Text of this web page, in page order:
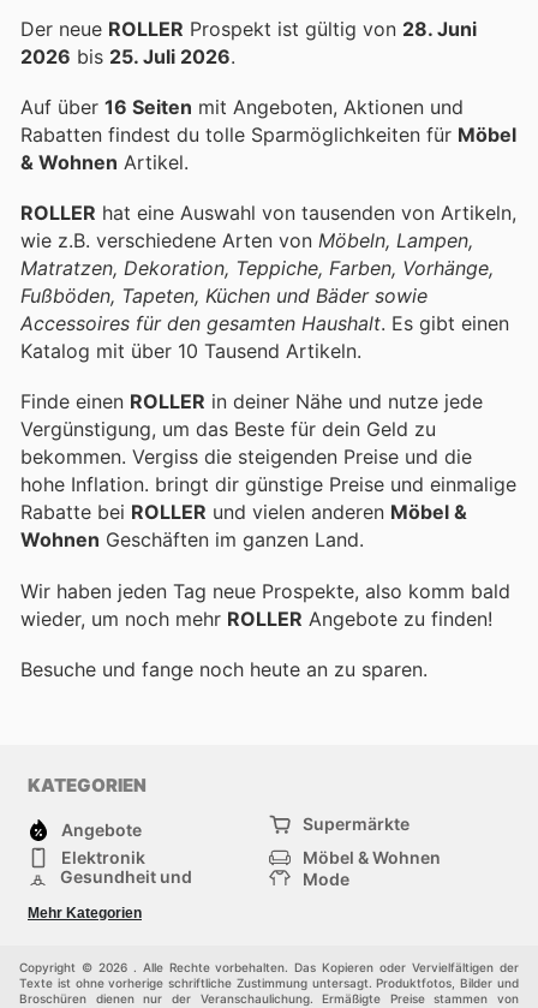
Der neue ROLLER Prospekt ist gültig von 28. Juni
2026 bis 25. Juli 2026.
Auf über 16 Seiten mit Angeboten, Aktionen und
Rabatten findest du tolle Sparmöglichkeiten für Möbel
& Wohnen Artikel.
ROLLER hat eine Auswahl von tausenden von Artikeln,
wie z.B. verschiedene Arten von Möbeln, Lampen,
Matratzen, Dekoration, Teppiche, Farben, Vorhänge,
Fußböden, Tapeten, Küchen und Bäder sowie
Accessoires für den gesamten Haushalt. Es gibt einen
Katalog mit über 10 Tausend Artikeln.
Finde einen ROLLER in deiner Nähe und nutze jede
Vergünstigung, um das Beste für dein Geld zu
bekommen. Vergiss die steigenden Preise und die
hohe Inflation. bringt dir günstige Preise und einmalige
Rabatte bei ROLLER und vielen anderen Möbel &
Wohnen Geschäften im ganzen Land.
Wir haben jeden Tag neue Prospekte, also komm bald
wieder, um noch mehr ROLLER Angebote zu finden!
Besuche und fange noch heute an zu sparen.
KATEGORIEN
Angebote
Supermärkte
Elektronik
Möbel & Wohnen
Gesundheit und
Mode
Sportartikel und
Sportbekleidung
Einkaufzentren
Andere
Mehr Kategorien
Copyright © 2026 . Alle Rechte vorbehalten. Das Kopieren oder Vervielfältigen der
Texte ist ohne vorherige schriftliche Zustimmung untersagt. Produktfotos, Bilder und
Broschüren dienen nur der Veranschaulichung. Ermäßigte Preise stammen von